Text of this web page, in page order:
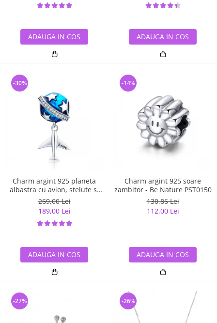
ADAUGA IN COS ADAUGA IN COS
Charm argint 925 planeta
albastra cu avion, stelute si
zirconii albe PST0149
269,00 Lei
189,00 Lei
-30%
ADAUGA IN COS
Charm argint 925 soare
zambitor - Be Nature PST0150
130,86 Lei
112,00 Lei
-14%
ADAUGA IN COS
-27% -26%